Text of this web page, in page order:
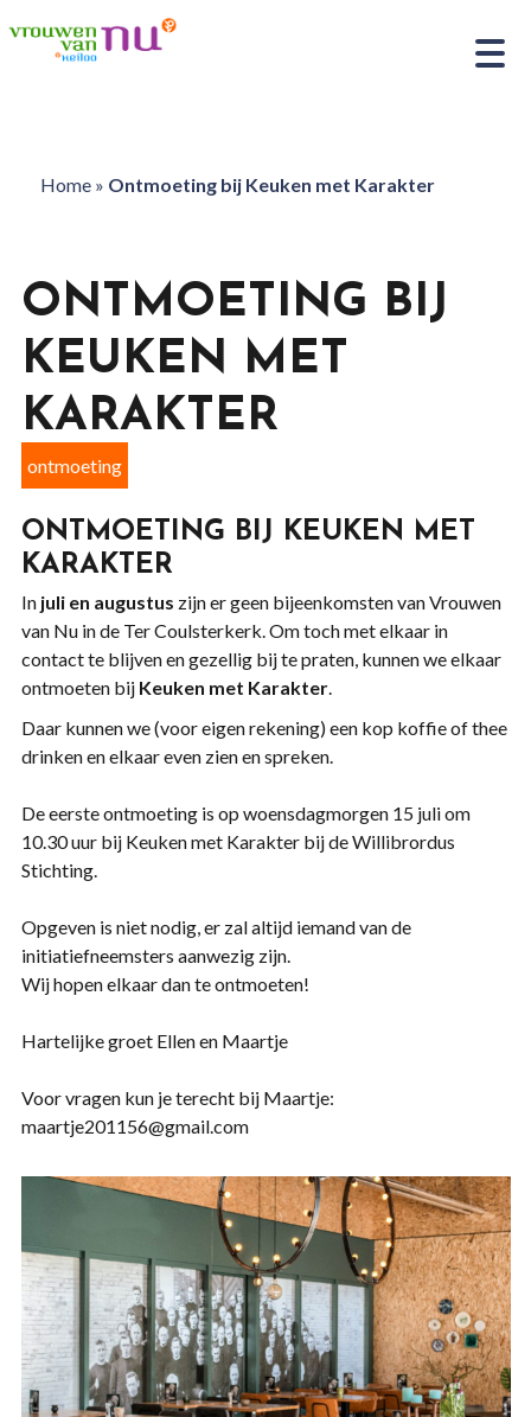
Home» Ontmoeting bij Keuken met Karakter
ONTMOETING BIJ
KEUKEN MET
KARAKTER
ontmoeting
ONTMOETING BIJ KEUKEN MET
KARAKTER
In juli en augustus zijn er geen bijeenkomsten van Vrouwen
van Nu in de Ter Coulsterkerk. Om toch met elkaar in
contact te blijven en gezellig bij te praten, kunnen we elkaar
ontmoeten bij Keuken met Karakter.
Daar kunnen we (voor eigen rekening) een kop koffie of thee
drinken en elkaar even zien en spreken.
De eerste ontmoeting is op woensdagmorgen 15 juli om
10.30 uur bij Keuken met Karakter bij de Willibrordus
Stichting.
Opgeven is niet nodig, er zal altijd iemand van de
initiatiefneemsters aanwezig zijn.
Wij hopen elkaar dan te ontmoeten!
Hartelijke groet Ellen en Maartje
Voor vragen kun je terecht bij Maartje:
maartje201156@gmail.com